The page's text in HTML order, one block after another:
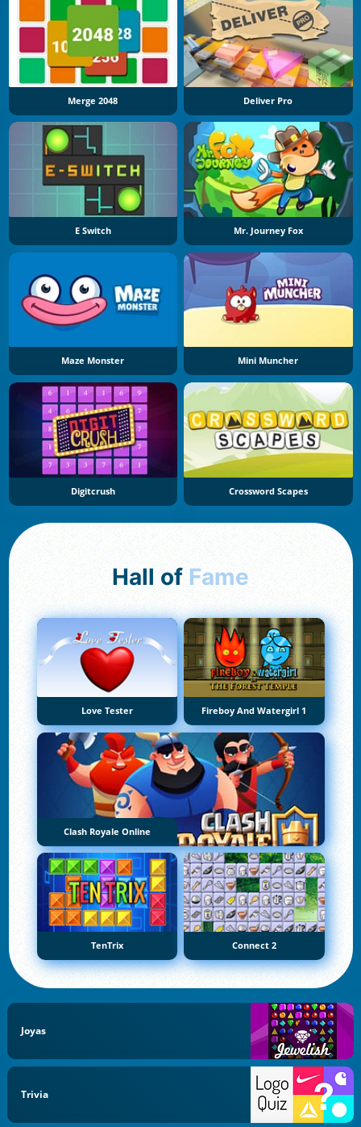
Merge 2048 Deliver Pro
E Switch Mr. Journey Fox
Maze Monster Mini Muncher
Digitcrush Crossword Scapes
Hall of Fame
Love Tester Fireboy And Watergirl 1
Clash Royale Online
TenTrix Connect 2
Joyas
Trivia